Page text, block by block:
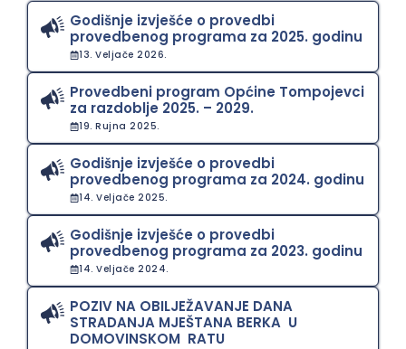
Godišnje izvješće o provedbi
provedbenog programa za 2025. godinu
13. Veljače 2026.
Provedbeni program Općine Tompojevci
za razdoblje 2025. – 2029.
19. Rujna 2025.
Godišnje izvješće o provedbi
provedbenog programa za 2024. godinu
14. Veljače 2025.
Godišnje izvješće o provedbi
provedbenog programa za 2023. godinu
14. Veljače 2024.
POZIV NA OBILJEŽAVANJE DANA
STRADANJA MJEŠTANA BERKA U
DOMOVINSKOM RATU